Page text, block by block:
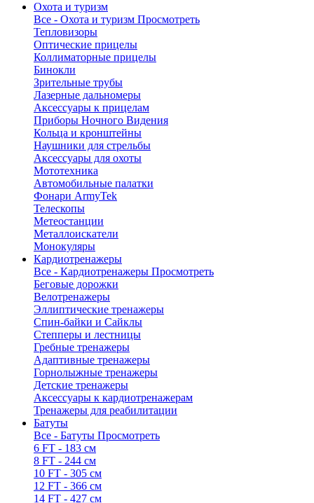
Охота и туризм
Все - Охота и туризм Просмотреть
Тепловизоры
Оптические прицелы
Коллиматорные прицелы
Бинокли
Зрительные трубы
Лазерные дальномеры
Аксессуары к прицелам
Приборы Ночного Видения
Кольца и кронштейны
Наушники для стрельбы
Аксессуары для охоты
Мототехника
Автомобильные палатки
Фонари ArmyTek
Телескопы
Метеостанции
Металлоискатели
Монокуляры
Кардиотренажеры
Все - Кардиотренажеры Просмотреть
Беговые дорожки
Велотренажеры
Эллиптические тренажеры
Спин-байки и Сайклы
Степперы и лестницы
Гребные тренажеры
Адаптивные тренажеры
Горнолыжные тренажеры
Детские тренажеры
Аксессуары к кардиотренажерам
Тренажеры для реабилитации
Батуты
Все - Батуты Просмотреть
6 FT - 183 см
8 FT - 244 см
10 FT - 305 см
12 FT - 366 см
14 FT - 427 см